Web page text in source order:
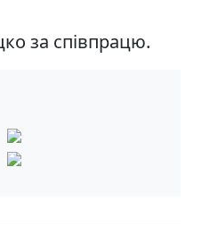
за співпрацю.